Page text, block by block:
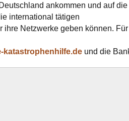
ankommen und auf
international tätigen
Netzwerke geben können.
katastrophenhilfe.deund die